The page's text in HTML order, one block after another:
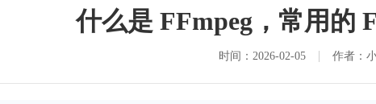
什么是 FFmpeg，常用的
时间：2026-02-05 作者：